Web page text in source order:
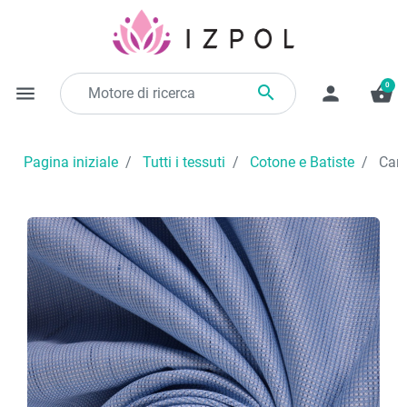
menu  person shopping_basket
0
Pagina iniziale Tutti i tessuti Cotone e Batiste